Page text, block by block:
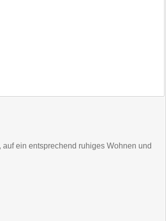
ein entsprechend ruhiges Wohnen und